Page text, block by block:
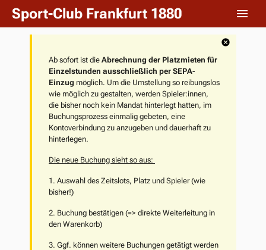
Sport-Club Frankfurt 1880
Ab sofort ist die Abrechnung der Platzmieten für
Einzelstunden ausschließlich per SEPA-
Einzug möglich. Um die Umstellung so reibungslos
wie möglich zu gestalten, werden Spieler:innen,
die bisher noch kein Mandat hinterlegt hatten, im
Buchungsprozess einmalig gebeten, eine
Kontoverbindung zu anzugeben und dauerhaft zu
hinterlegen.
Die neue Buchung sieht so aus:
1. Auswahl des Zeitslots, Platz und Spieler (wie
bisher!)
2. Buchung bestätigen (=> direkte Weiterleitung in
den Warenkorb)
3. Ggf. können weitere Buchungen getätigt werden